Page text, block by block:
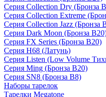
Серия Collection Dry (Бронза
Серия Collection Extreme
Серия Collection Jazz (Бронза
Серия Dark Moon (Бронза
Серия FX Series (Бронза B20)
Серия H68 (Латунь)
Серия Listen (Low Volume
Серия Ming (Бронза B20)
Серия SN8 (Бронза B8)
Наборы тарелок
Тарелки Megatone